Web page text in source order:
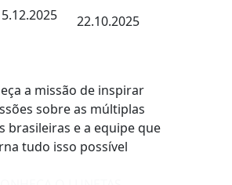
22.10.2025
a missão de inspirar
sobre as múltiplas
brasileiras e a equipe que
tudo isso possível